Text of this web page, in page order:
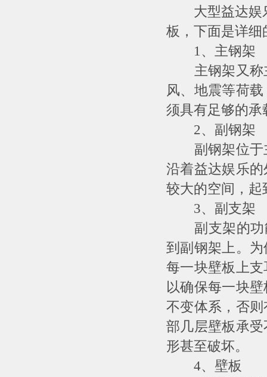
大型益达娱乐
板，下面是详细
1、主钢架
主钢架又称主
风、地震等荷
须具有足够的
2、副钢架
副钢架位于主
沿着益达娱乐
较大的空间，
3、副支架
副支架的功
到副钢架上。
每一块壁板上
以确保每一块
不变体系，否
部几层壁板承
形甚至破坏。
4、壁板